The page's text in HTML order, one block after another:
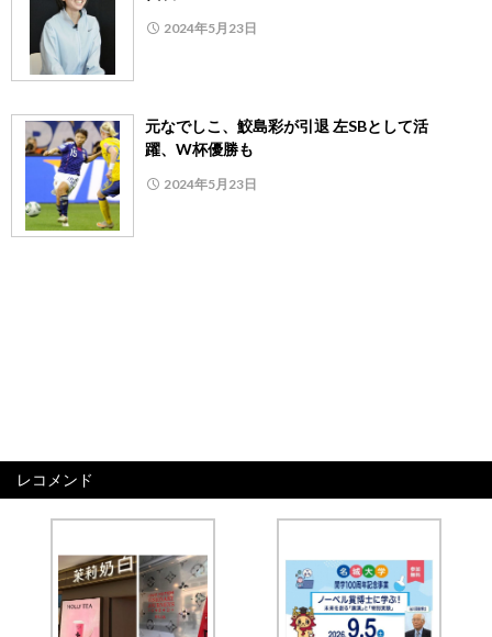
2024年5月23日
元なでしこ、鮫島彩が引退 左SBとして活
躍、W杯優勝も
2024年5月23日
レコメンド